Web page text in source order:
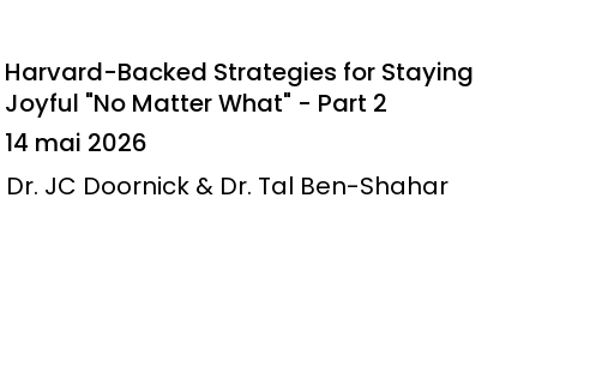
Harvard-Backed Strategies for Staying
Joyful "No Matter What" - Part 2
14 mai 2026
Dr. JC Doornick & Dr. Tal Ben-Shahar